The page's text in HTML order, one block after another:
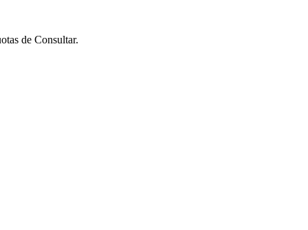
de Consultar.